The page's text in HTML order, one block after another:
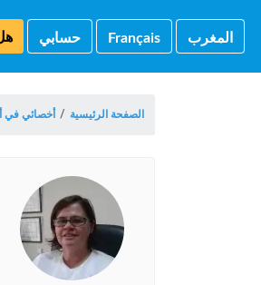
حسابي Français المغرب
الصفحة الرئيسية / أخصائي في